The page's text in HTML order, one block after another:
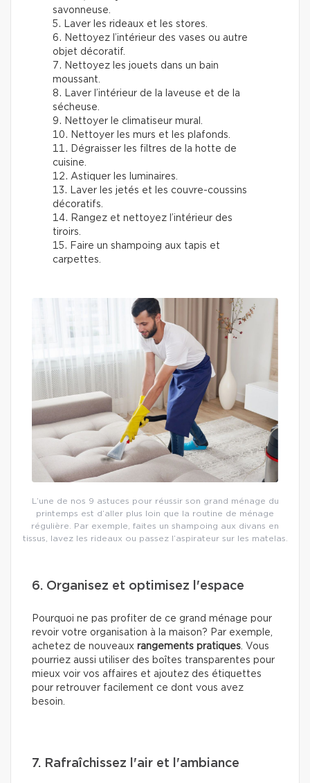
savonneuse.
Laver les rideaux et les stores.
Nettoyez l’intérieur des vases ou autre
objet décoratif.
Nettoyez les jouets dans un bain
moussant.
Laver l’intérieur de la laveuse et de la
sécheuse.
Nettoyer le climatiseur mural.
Nettoyer les murs et les plafonds.
Dégraisser les filtres de la hotte de
cuisine.
Astiquer les luminaires.
Laver les jetés et les couvre-coussins
décoratifs.
Rangez et nettoyez l’intérieur des
tiroirs.
Faire un shampoing aux tapis et
carpettes.
L’une de nos 9 astuces pour réussir son grand ménage du
printemps est d’aller plus loin que la routine de ménage
régulière. Par exemple, faites un shampoing aux divans en
tissus, lavez les rideaux ou passez l’aspirateur sur les matelas.
6. Organisez et optimisez l'espace
Pourquoi ne pas profiter de ce grand ménage pour
revoir votre organisation à la maison? Par exemple,
achetez de nouveaux rangements pratiques. Vous
pourriez aussi utiliser des boîtes transparentes pour
mieux voir vos affaires et ajoutez des étiquettes
pour retrouver facilement ce dont vous avez
besoin.
7. Rafraîchissez l'air et l'ambiance